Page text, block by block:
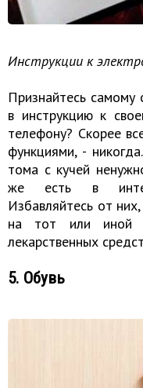
Инструкции к
Признайтесь самому
в инструкцию к
телефону? Скорее
функциями, -
тома с кучей
же есть в
Избавляйтесь от
на тот или иной
лекарственных
5. Обувь